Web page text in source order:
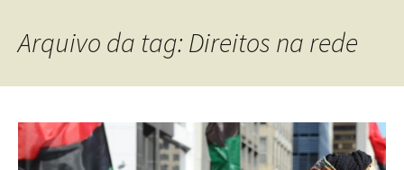
Arquivo da tag: Direitos na rede